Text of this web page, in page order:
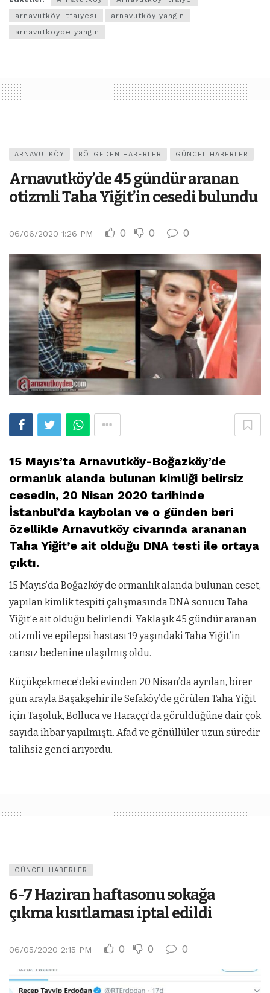
arnavutköy itfaiyesi
arnavutköy yangın
arnavutköyde yangın
ARNAVUTKÖY BÖLGEDEN HABERLER GÜNCEL HABERLER
Arnavutköy’de 45 gündür aranan
otizmli Taha Yiğit’in cesedi bulundu
06/06/2020 1:26 PM 0 0 0
15 Mayıs’ta Arnavutköy-Boğazköy’de
ormanlık alanda bulunan kimliği belirsiz
cesedin, 20 Nisan 2020 tarihinde
İstanbul’da kaybolan ve o günden beri
özellikle Arnavutköy civarında arananan
Taha Yiğit’e ait olduğu DNA testi ile ortaya
çıktı.
15 Mayıs’da Boğazköy’de ormanlık alanda bulunan ceset,
yapılan kimlik tespiti çalışmasında DNA sonucu Taha
Yiğit’e ait olduğu belirlendi. Yaklaşık 45 gündür aranan
otizmli ve epilepsi hastası 19 yaşındaki Taha Yiğit’in
cansız bedenine ulaşılmış oldu.
Küçükçekmece’deki evinden 20 Nisan’da ayrılan, birer
gün arayla Başakşehir ile Sefaköy’de görülen Taha Yiğit
için Taşoluk, Bolluca ve Haraççı’da görüldüğüne dair çok
sayıda ihbar yapılmıştı. Afad ve gönüllüler uzun süredir
talihsiz genci arıyordu.
GÜNCEL HABERLER
6-7 Haziran haftasonu sokağa
çıkma kısıtlaması iptal edildi
06/05/2020 2:15 PM 0 0 0